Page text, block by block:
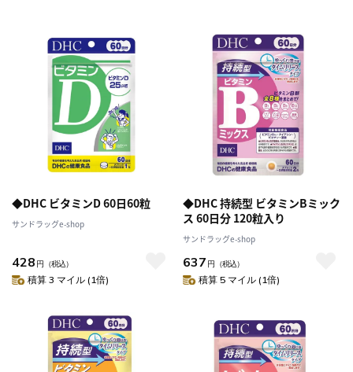
◆DHC ビタミンD 60日60粒
サンドラッグe-shop
428 円 （税込）
積算 3 マイル (1倍)
◆DHC 持続型 ビタミンBミック
ス 60日分 120粒入り
サンドラッグe-shop
637 円 （税込）
積算 5 マイル (1倍)